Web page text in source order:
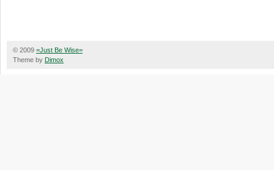
© 2009 =Just Be Wise=
Theme by Dimox